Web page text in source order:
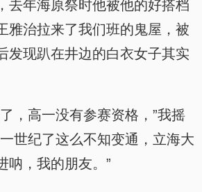
去年海原祭时他被他的好搭档
雅治拉来了我们班的鬼屋，被
发现趴在井边的白衣女子其实
，高一没有参赛资格，”我摇
世纪了这么不知变通，立海大
呐，我的朋友。”